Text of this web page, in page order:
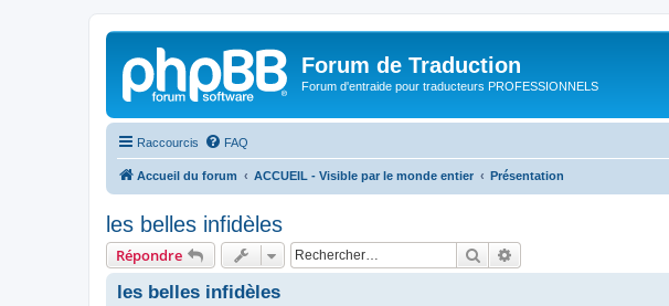
Forum de Traduction
Forum d'entraide pour traducteurs PROFESSIONNELS
Raccourcis FAQ
Accueil du forum ACCUEIL - Visible par le monde entier Présentation
les belles infidèles
Répondre Rechercher
les belles infidèles